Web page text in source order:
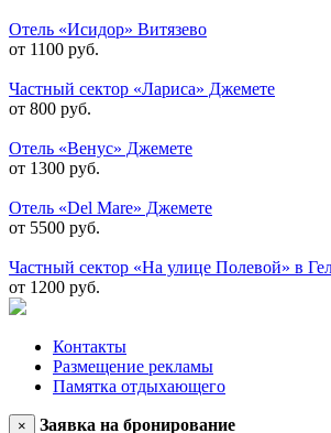
Отель «Исидор» Витязево
от 1100 руб.
Частный сектор «Лариса» Джемете
от 800 руб.
Отель «Венус» Джемете
от 1300 руб.
Отель «Del Mare» Джемете
от 5500 руб.
Частный сектор «На улице Полевой» в
от 1200 руб.
Контакты
Размещение рекламы
Памятка отдыхающего
×
Заявка на бронирование